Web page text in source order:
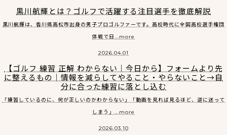
黒川航輝とは？ゴルフで活躍する注目選手を徹底解説
黒川航輝は、香川県高松市出身の男子プロゴルファーです。高校時代に全国高校選手権団
体戦で日...more
2026.04.01
【ゴルフ 練習 正解 わからない｜今日から】フォームより先
に整えるもの｜情報を減らしてやること・やらないこと→自
分に合った練習に落とし込む
「練習しているのに、何が正しいのかわからない」「動画を見れば見るほど、逆に迷って
しまう」...more
2026.03.10